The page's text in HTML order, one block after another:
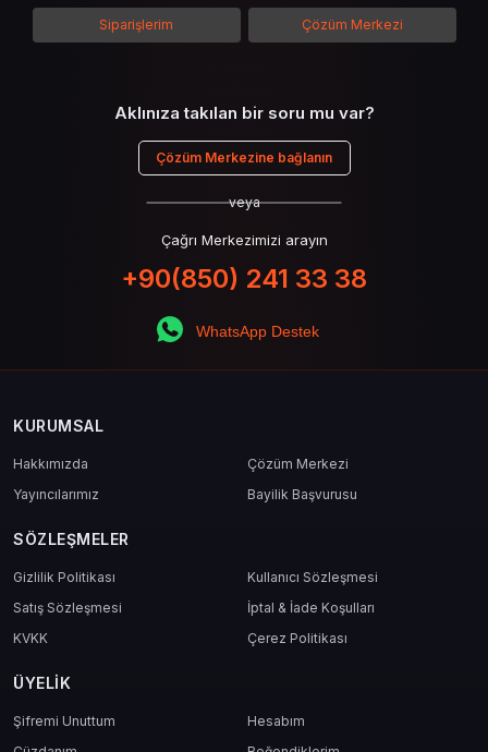
kullanımının avantajlarından da bahsedilecektir.
Siparişlerim Çözüm Merkezi
Aklınıza takılan bir soru mu var?
Çözüm Merkezine bağlanın
veya
Çağrı Merkezimizi arayın
+90(850) 241 33 38
WhatsApp Destek
KURUMSAL
Hakkımızda
Çözüm Merkezi
Yayıncılarımız
Bayilik Başvurusu
SÖZLEŞMELER
Gizlilik Politikası
Kullanıcı Sözleşmesi
Satış Sözleşmesi
İptal & İade Koşulları
KVKK
Çerez Politikası
ÜYELIK
Şifremi Unuttum
Hesabım